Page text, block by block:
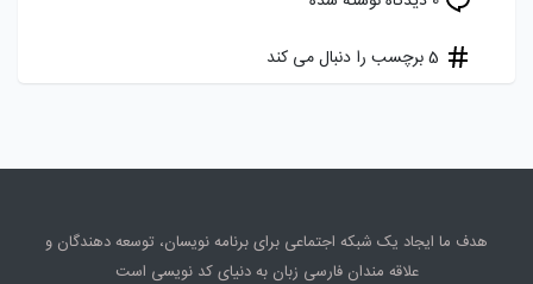
هدف ما ایجاد یک شبکه اجتماعی برای برنامه نویسان، توسعه دهندگان و
علاقه مندان فارسی زبان به دنیای کد نویسی است